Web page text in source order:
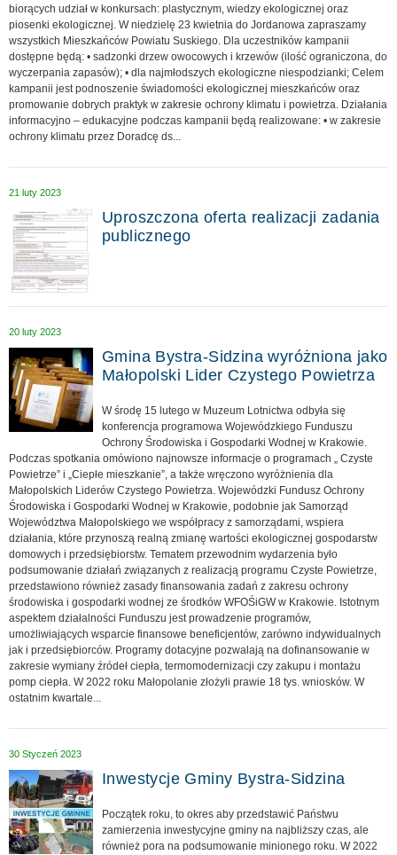
biorących udział w konkursach: plastycznym, wiedzy ekologicznej oraz
piosenki ekologicznej. W niedzielę 23 kwietnia do Jordanowa zapraszamy
wszystkich Mieszkańców Powiatu Suskiego. Dla uczestników kampanii
dostępne będą: • sadzonki drzew owocowych i krzewów (ilość ograniczona, do
wyczerpania zapasów); • dla najmłodszych ekologiczne niespodzianki; Celem
kampanii jest podnoszenie świadomości ekologicznej mieszkańców oraz
promowanie dobrych praktyk w zakresie ochrony klimatu i powietrza. Działania
informacyjno – edukacyjne podczas kampanii będą realizowane: • w zakresie
ochrony klimatu przez Doradcę ds...
21 luty 2023
Uproszczona oferta realizacji zadania
publicznego
20 luty 2023
Gmina Bystra-Sidzina wyróżniona jako
Małopolski Lider Czystego Powietrza
W środę 15 lutego w Muzeum Lotnictwa odbyła się
konferencja programowa Wojewódzkiego Funduszu
Ochrony Środowiska i Gospodarki Wodnej w Krakowie.
Podczas spotkania omówiono najnowsze informacje o programach „ Czyste
Powietrze” i „Ciepłe mieszkanie”, a także wręczono wyróżnienia dla
Małopolskich Liderów Czystego Powietrza. Wojewódzki Fundusz Ochrony
Środowiska i Gospodarki Wodnej w Krakowie, podobnie jak Samorząd
Województwa Małopolskiego we współpracy z samorządami, wspiera
działania, które przynoszą realną zmianę wartości ekologicznej gospodarstw
domowych i przedsiębiorstw. Tematem przewodnim wydarzenia było
podsumowanie działań związanych z realizacją programu Czyste Powietrze,
przedstawiono również zasady finansowania zadań z zakresu ochrony
środowiska i gospodarki wodnej ze środków WFOŚiGW w Krakowie. Istotnym
aspektem działalności Funduszu jest prowadzenie programów,
umożliwiających wsparcie finansowe beneficjentów, zarówno indywidualnych
jak i przedsiębiorców. Programy dotacyjne pozwalają na dofinansowanie w
zakresie wymiany źródeł ciepła, termomodernizacji czy zakupu i montażu
pomp ciepła. W 2022 roku Małopolanie złożyli prawie 18 tys. wniosków. W
ostatnim kwartale...
30 Styczeń 2023
Inwestycje Gminy Bystra-Sidzina
Początek roku, to okres aby przedstawić Państwu
zamierzenia inwestycyjne gminy na najbliższy czas, ale
również pora na podsumowanie minionego roku. W 2022